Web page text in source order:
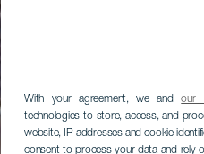
With your agreement, we andour
technologies to store, access, and
website, IP addresses and cookie
consent to process your data and rely